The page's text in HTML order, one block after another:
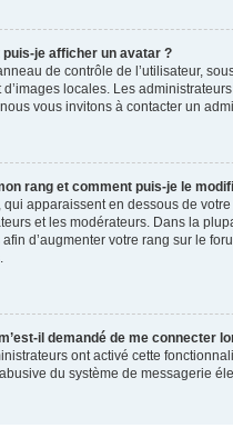
puis-je afficher un avatar ?
de contrôle de l’utilisateur,
d’images locales. Les
nous vous invitons à contacter un
rang et comment puis-je le
qui apparaissent en dessous de
et les modérateurs. Dans la
d’augmenter votre rang sur le
il demandé de me connecter
ont activé cette
du système de messagerie